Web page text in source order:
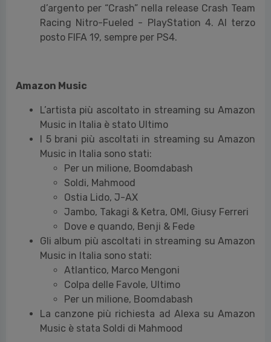
d’argento per “Crash” nella release Crash Team
Racing Nitro-Fueled - PlayStation 4. Al terzo
posto FIFA 19, sempre per PS4.
Amazon Music
L’artista più ascoltato in streaming su Amazon
Music in Italia è stato Ultimo
I 5 brani più ascoltati in streaming su Amazon
Music in Italia sono stati:
Per un milione, Boomdabash
Soldi, Mahmood
Ostia Lido, J-AX
Jambo, Takagi & Ketra, OMI, Giusy Ferreri
Dove e quando, Benji & Fede
Gli album più ascoltati in streaming su Amazon
Music in Italia sono stati:
Atlantico, Marco Mengoni
Colpa delle Favole, Ultimo
Per un milione, Boomdabash
La canzone più richiesta ad Alexa su Amazon
Music è stata Soldi di Mahmood